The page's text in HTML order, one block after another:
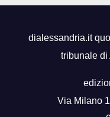
dialessandria.it
tribunale di
Via Milano